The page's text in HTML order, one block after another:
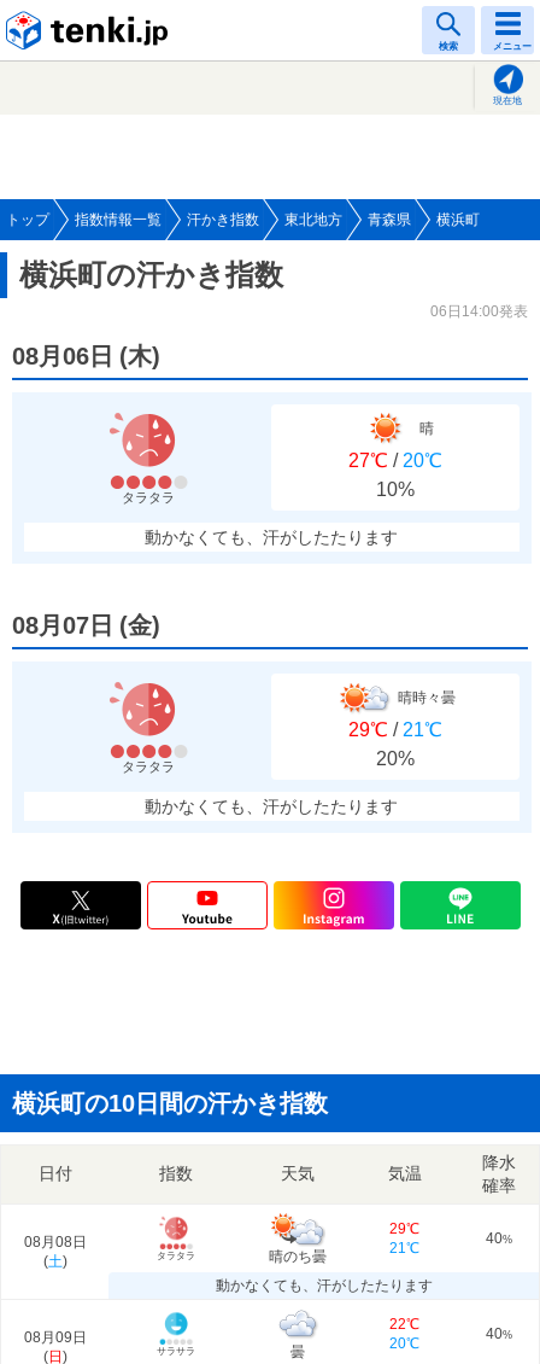
検索 メニュー
現在地
トップ 指数情報一覧 汗かき指数 東北地方 青森県 横浜町
横浜町の汗かき指数
06日14:00発表
08月06日 (木)
タラタラ
晴
27℃ / 20℃
10%
動かなくても、汗がしたたります
08月07日 (金)
タラタラ
晴時々曇
29℃ / 21℃
20%
動かなくても、汗がしたたります
横浜町の10日間の汗かき指数
日付 指数 天気 気温
降水
確率
08月08日
(土) タラタラ 晴のち曇
29℃
21℃
40%
動かなくても、汗がしたたります
08月09日
(日 ) サラサラ 曇
22℃
20℃
40%